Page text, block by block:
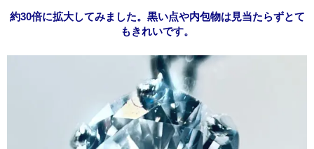
約30倍に拡大してみました。黒い点や内包物は見当たらずとて
もきれいです。